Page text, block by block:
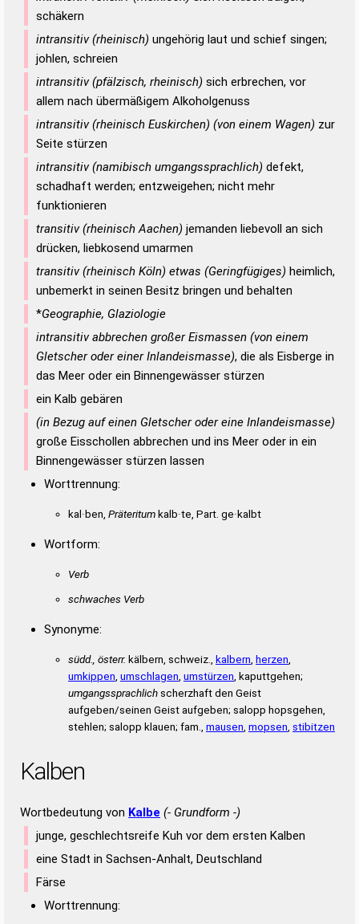
schäkern
intransitiv (rheinisch) ungehörig laut und schief singen;
johlen, schreien
intransitiv (pfälzisch, rheinisch) sich erbrechen, vor
allem nach übermäßigem Alkoholgenuss
intransitiv (rheinisch Euskirchen) (von einem Wagen) zur
Seite stürzen
intransitiv (namibisch umgangssprachlich) defekt,
schadhaft werden; entzweigehen; nicht mehr
funktionieren
transitiv (rheinisch Aachen) jemanden liebevoll an sich
drücken, liebkosend umarmen
transitiv (rheinisch Köln) etwas (Geringfügiges) heimlich,
unbemerkt in seinen Besitz bringen und behalten
*Geographie, Glaziologie
intransitiv abbrechen großer Eismassen (von einem
Gletscher oder einer Inlandeismasse), die als Eisberge in
das Meer oder ein Binnengewässer stürzen
ein Kalb gebären
(in Bezug auf einen Gletscher oder eine Inlandeismasse)
große Eisschollen abbrechen und ins Meer oder in ein
Binnengewässer stürzen lassen
Worttrennung:
kal·ben, Präteritumkalb·te, Part. ge·kalbt
Wortform:
Verb
schwaches Verb
Synonyme:
südd., österr. kälbern, schweiz., kalbern herzen
umkippen umschlagen umstürzen , kaputtgehen;
umgangssprachlich scherzhaft den Geist
aufgeben/seinen Geist aufgeben; salopp hopsgehen,
stehlen; salopp klauen; fam., mausen mopsen stibitzen
Kalben
Wortbedeutung von Kalbe (- Grundform -)
junge, geschlechtsreife Kuh vor dem ersten Kalben
eine Stadt in Sachsen-Anhalt, Deutschland
Färse
Worttrennung: